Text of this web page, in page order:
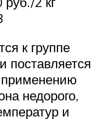
к группе
поставляется
применению
недорого,
и